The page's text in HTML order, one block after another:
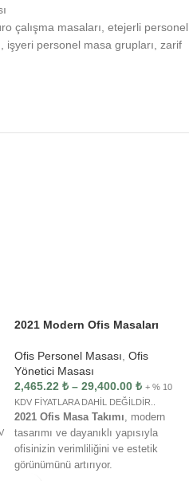
çalışma masaları etejerli personel
işyeri personel masa grupları zarif
2021 Modern Ofis Masaları
Ofis Personel Masası Ofis
Yönetici Masası
2,465.22 ₺ – 29,400.00 ₺ + % 10
KDV FİYATLARA DAHİL DEĞİLDİR..
2021 Ofis Masa Takımı , modern
tasarımı ve dayanıklı yapısıyla
ofisinizin verimliliğini ve estetik
görünümünü artırıyor.